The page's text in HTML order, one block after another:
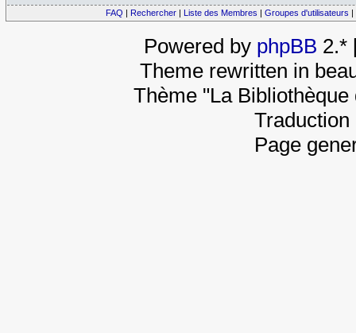
FAQ | Rechercher | Liste des Membres | Groupes d'utilisateurs |
Powered by phpBB 2.*
Theme rewritten in
Thème "La
Page